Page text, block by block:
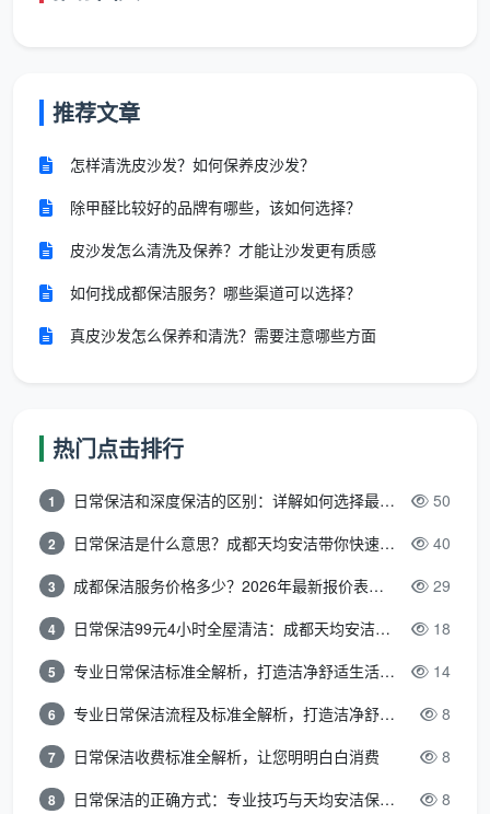
留，以及柜体内外的安装粉尘。不锈钢五金件会用中
洁。如果是木地板，会特别注意控制抹布含水量。
第四步：自检与验收
领队会检查开关面板、地脚线、推拉门地轨等易遗漏位
业清洁剂和工具损耗，构成了价格的一部分，也让“
避开报价中的隐形“坑”
在讨论“成都开荒保洁上门服务一般多少钱”时，除
了关注数字，更需要警惕一些超低报价背后可能隐藏的
问题：
面积计算，或者“估”得比较粗放，签单前最好确认计
价基准。
服务内容模糊：有些报价听起来便宜，但不含玻璃清
洁、不含橱柜内部吸尘，等到上门后再逐项加价。清
推荐文章
怎样清洗皮沙发？如何保养皮沙发？
除甲醛比较好的品牌有哪些，该如何选择？
皮沙发怎么清洗及保养？才能让沙发更有质感
如何找成都保洁服务？哪些渠道可以选择？
真皮沙发怎么保养和清洗？需要注意哪些方面
热门点击排行
1 日常保洁和深度保洁的区别：详解如何选择最适合的清洁服务 50
2 日常保洁是什么意思？成都天均安洁带你快速区分“日常vs深度vs开荒” 40
3 成都保洁服务价格多少？2026年最新报价表来了，这一篇看透所有费用 29
4 日常保洁99元4小时全屋清洁：成都天均安洁保洁超值服务全解析 18
5 专业日常保洁标准全解析，打造洁净舒适生活空间 14
6 专业日常保洁流程及标准全解析，打造洁净舒适环境 8
7 日常保洁收费标准全解析，让您明明白白消费 8
8 日常保洁的正确方式：专业技巧与天均安洁保洁服务全解析 8